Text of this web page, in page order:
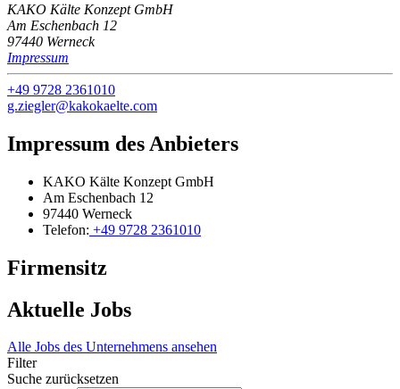
KAKO Kälte Konzept GmbH
Am Eschenbach 12
97440 Werneck
Impressum
+49 9728 2361010
g.ziegler@kakokaelte.com
Impressum des Anbieters
KAKO Kälte Konzept GmbH
Am Eschenbach 12
97440 Werneck
Telefon: +49 9728 2361010
Firmensitz
Aktuelle Jobs
Alle Jobs des Unternehmens ansehen
Filter
Suche zurücksetzen